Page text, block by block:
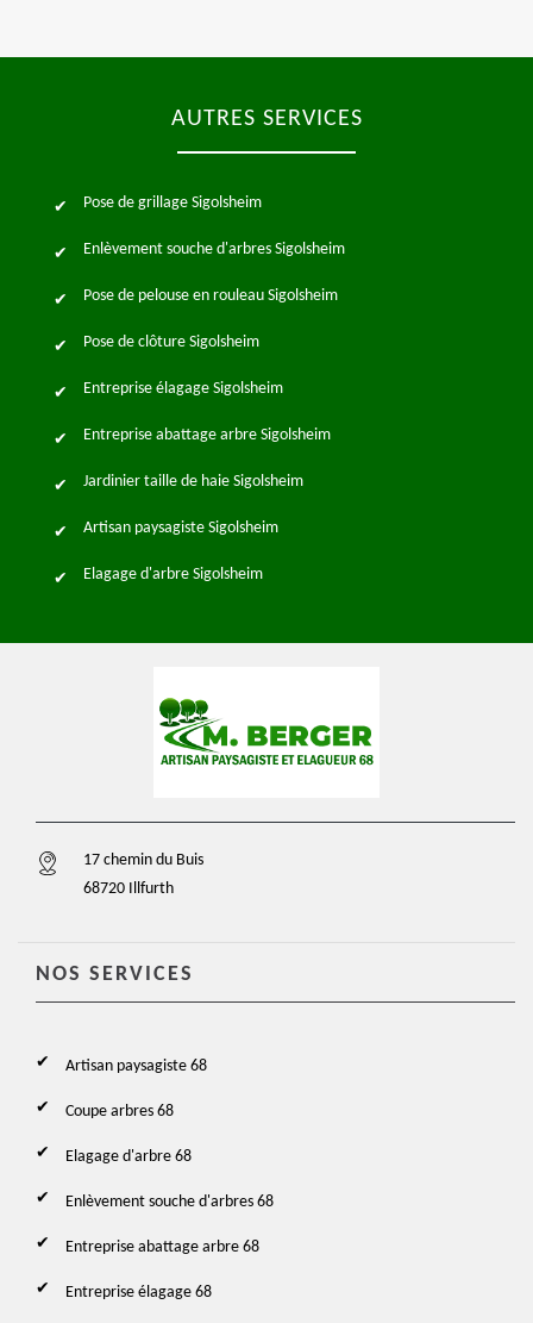
AUTRES SERVICES
Pose de grillage Sigolsheim
Enlèvement souche d'arbres Sigolsheim
Pose de pelouse en rouleau Sigolsheim
Pose de clôture Sigolsheim
Entreprise élagage Sigolsheim
Entreprise abattage arbre Sigolsheim
Jardinier taille de haie Sigolsheim
Artisan paysagiste Sigolsheim
Elagage d'arbre Sigolsheim
17 chemin du Buis
68720 Illfurth
NOS SERVICES
Artisan paysagiste 68
Coupe arbres 68
Elagage d'arbre 68
Enlèvement souche d'arbres 68
Entreprise abattage arbre 68
Entreprise élagage 68